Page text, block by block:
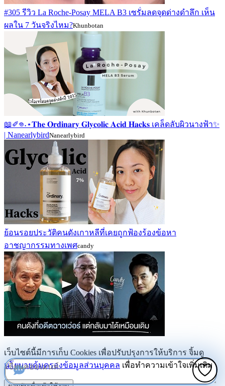
#305 รีวิว La Roche-Posay MELA B3 เซรั่มลดจุดด่างดำลึก เห็น
ผลใน 7 วันจริงไหม?Khunbotan
📖✐𖦹˖⋆𝐓𝐡𝐞 𝐎𝐫𝐝𝐢𝐧𝐚𝐫𝐲 𝐆𝐥𝐲𝐜𝐨𝐥𝐢𝐜 𝐀𝐜𝐢𝐝 𝐇𝐚𝐜𝐤𝐬 เคล็ดลับผิวนางฟ้า✨
| NanearlybirdNanearlybird
ย้อนรอยประวัติคนดังเกาหลีที่เคยถูกฟ้องร้องข้อหา
อาชญากรรมทางเพศcandy
เว็บไซต์นี้มีการเก็บ Cookies เพื่อปรับปรุงการให้บริการ จิ้มดู
นโยบายคุ้มครองข้อมูลส่วนบุคคล เพื่อทำความเข้าใจเพิ่มเติม